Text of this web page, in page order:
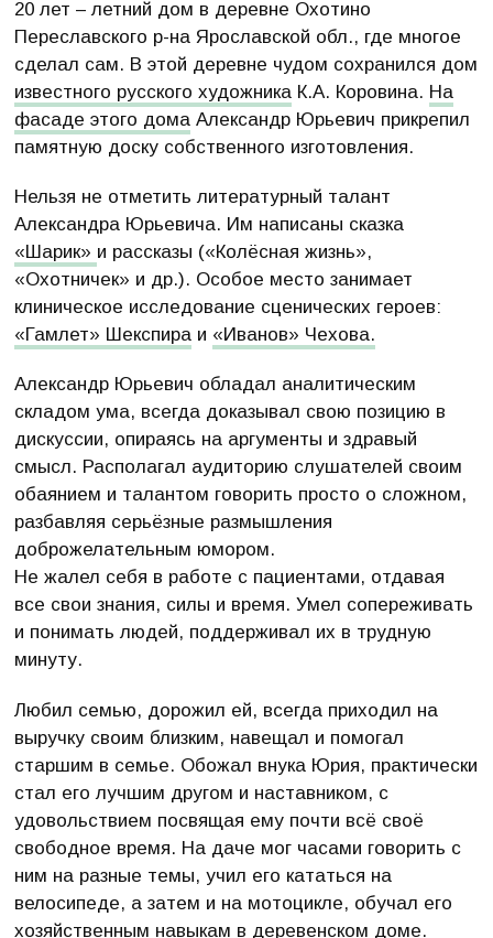
20 лет – летний дом в деревне Охотино
Переславского р-на Ярославской обл., где многое
сделал сам. В этой деревне чудом сохранился дом
известного русского художника К.А. Коровина. На
фасаде этого дома Александр Юрьевич прикрепил
памятную доску собственного изготовления.
Нельзя не отметить литературный талант
Александра Юрьевича. Им написаны сказка
«Шарик» и рассказы («Колёсная жизнь»,
«Охотничек» и др.). Особое место занимает
клиническое исследование сценических героев:
«Гамлет» Шекспира и «Иванов» Чехова.
Александр Юрьевич обладал аналитическим
складом ума, всегда доказывал свою позицию в
дискуссии, опираясь на аргументы и здравый
смысл. Располагал аудиторию слушателей своим
обаянием и талантом говорить просто о сложном,
разбавляя серьёзные размышления
доброжелательным юмором.
Не жалел себя в работе с пациентами, отдавая
все свои знания, силы и время. Умел сопереживать
и понимать людей, поддерживал их в трудную
минуту.
Любил семью, дорожил ей, всегда приходил на
выручку своим близким, навещал и помогал
старшим в семье. Обожал внука Юрия, практически
стал его лучшим другом и наставником, с
удовольствием посвящая ему почти всё своё
свободное время. На даче мог часами говорить с
ним на разные темы, учил его кататься на
велосипеде, а затем и на мотоцикле, обучал его
хозяйственным навыкам в деревенском доме.